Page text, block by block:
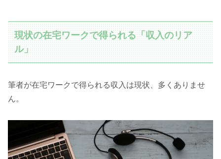
現状の在宅ワークで得られる「収入のリア
ル」
筆者が在宅ワークで得られる収入は現状、多くありませ
ん。